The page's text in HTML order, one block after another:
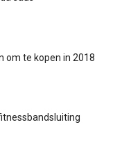
om te kopen in 2018